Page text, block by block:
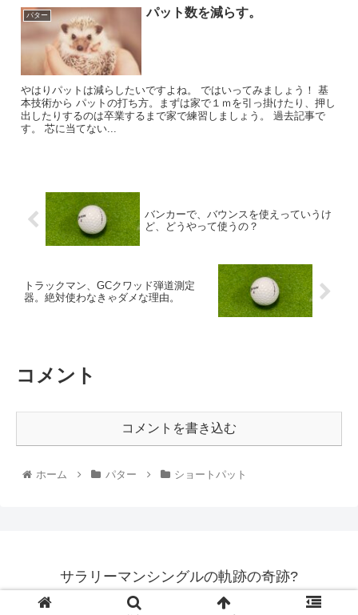
パター パット数を減らす。
やはりパットは減らしたいですよね。 ではいってみましょう！ 基
本技術から パットの打ち方。まずは家で１ｍを引っ掛けたり、押し
出したりするのは卒業するまで家で練習しましょう。 過去記事で
す。 芯に当てない...
バンカーで、バウンスを使えっていうけ
ど、どうやって使うの？
トラックマン、GCクワッド弾道測定
器。絶対使わなきゃダメな理由。
コメント
コメントを書き込む
ホーム パター ショートパット
サラリーマンシングルの軌跡の奇跡?
© 2020 サラリーマンシングルの軌跡の奇跡?.